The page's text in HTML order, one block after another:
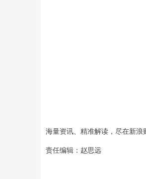
海量资讯、精准解读，尽在新浪
责任编辑：赵思远